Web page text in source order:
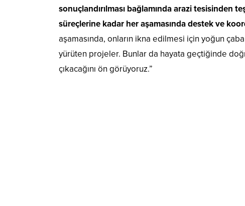
sonuçlandırılması bağlamında arazi tesisinden
süreçlerine kadar her aşamasında destek ve
aşamasında, onların ikna edilmesi için yoğun
yürüten projeler. Bunlar da hayata geçtiğinde
çıkacağını ön görüyoruz.”